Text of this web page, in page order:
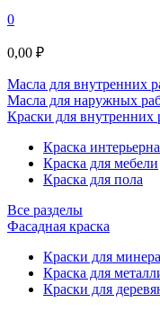
0
0,00 ₽
Масла для внутренних
Масла для наружных
Краски для внутренних
Краска
Краска для мебели
Краска для пола
Все разделы
Фасадная краска
Краски для
Краска для
Краски для